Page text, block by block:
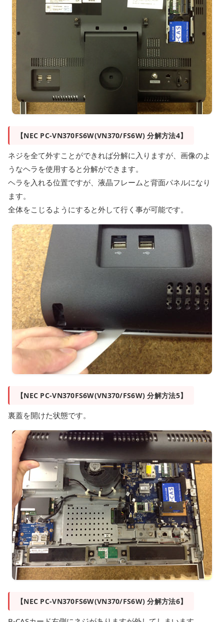
【NEC PC-VN370FS6W(VN370/FS6W) 分解方法4】
ネジを全て外すことができれば分解に入りますが、画像のよ
うなヘラを使用すると分解ができます。
ヘラを入れる位置ですが、液晶フレームと背面パネルになり
ます。
全体をこじるようにすると外して行く事が可能です。
【NEC PC-VN370FS6W(VN370/FS6W) 分解方法5】
裏蓋を開けた状態です。
【NEC PC-VN370FS6W(VN370/FS6W) 分解方法6】